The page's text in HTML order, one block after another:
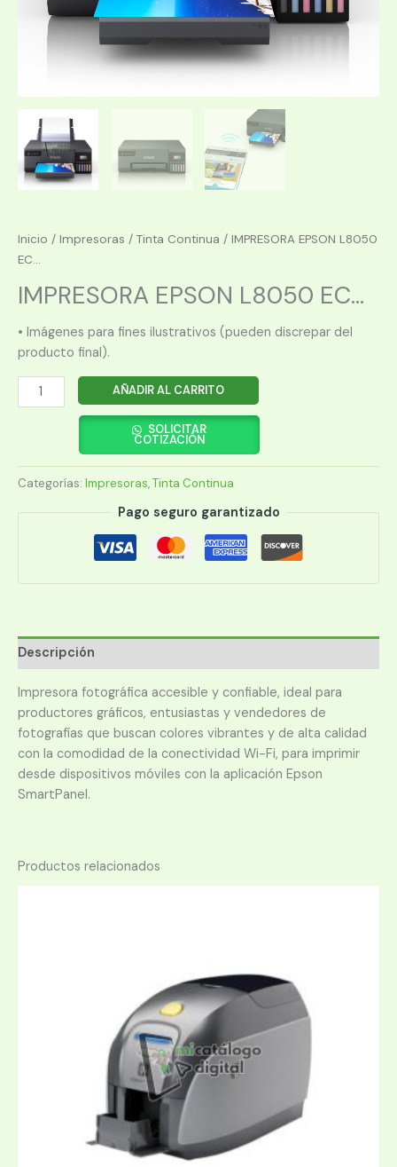
Inicio / Impresoras / Tinta Continua / IMPRESORA EPSON L8050
EC...
IMPRESORA EPSON L8050 EC...
• Imágenes para fines ilustrativos (pueden discrepar del
producto final).
IMPRESORA
EPSON
TANK
IMP/CD/DVD/TARJ/USB/WIFI/BIVOLT
AÑADIR AL CARRITO
SOLICITAR
COTIZACIÓN
Categorías: Impresoras,Tinta Continua
Pago seguro garantizado
Descripción
Impresora fotográfica accesible y confiable, ideal para
productores gráficos, entusiastas y vendedores de
fotografías que buscan colores vibrantes y de alta calidad
con la comodidad de la conectividad Wi-Fi, para imprimir
desde dispositivos móviles con la aplicación Epson
SmartPanel.
Productos relacionados